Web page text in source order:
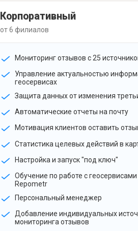
Корпоративный
от 6 филиалов
Мониторинг отзывов с 25
Управление актуальностью
геосервисах
Защита данных от изменения
Автоматические отчеты на почту
Мотивация клиентов оставить
Статистика целевых действий в
Настройка и запуск "под ключ"
Обучение по работе с
Repometr
Персональный менеджер
Добавление индивидуальных
мониторинга отзывов